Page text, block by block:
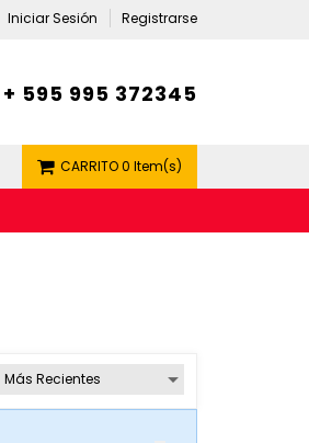
Iniciar Sesión Registrarse
+ 595 995 372345
CARRITO0 Item(s)